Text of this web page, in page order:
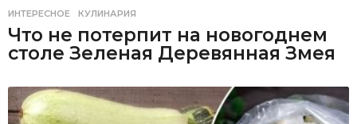
ИНТЕРЕСНОЕ ,КУЛИНАРИЯ
Что не потерпит на новогоднем
столе Зеленая Деревянная Змея